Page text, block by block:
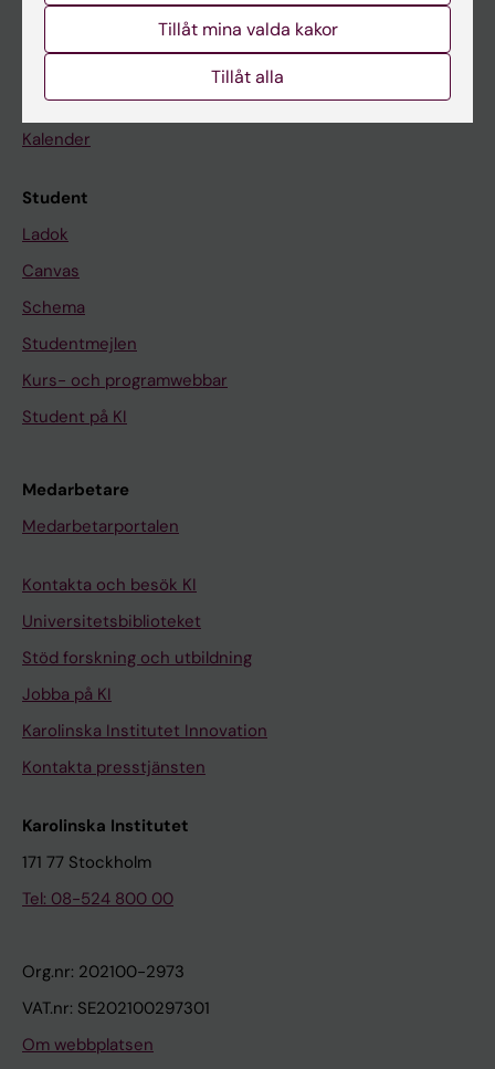
Nyheter
Kalender
Student
Ladok
Canvas
Schema
Studentmejlen
Kurs- och programwebbar
Student på KI
Medarbetare
Medarbetarportalen
Kontakta och besök KI
Universitetsbiblioteket
Stöd forskning och utbildning
Jobba på KI
Karolinska Institutet Innovation
Kontakta presstjänsten
Karolinska Institutet
171 77 Stockholm
Tel: 08-524 800 00
Org.nr: 202100-2973
VAT.nr: SE202100297301
Om webbplatsen
Tillåt mina valda kakor
Tillåt alla